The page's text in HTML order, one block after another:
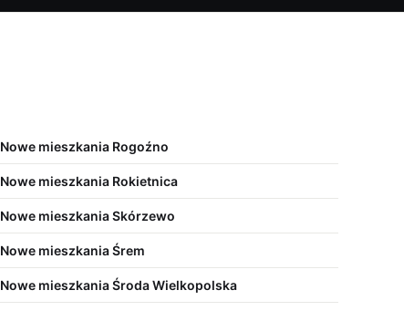
Nowe mieszkania Rogoźno
Nowe mieszkania Rokietnica
Nowe mieszkania Skórzewo
Nowe mieszkania Śrem
Nowe mieszkania Środa Wielkopolska